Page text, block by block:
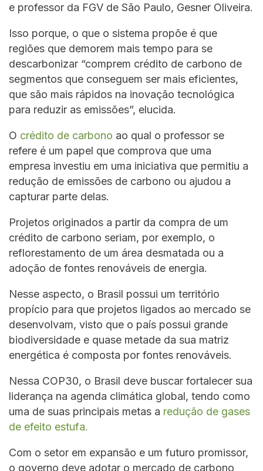
e professor da FGV de São Paulo, Gesner Oliveira.
Isso porque, o que o sistema propõe é que
regiões que demorem mais tempo para se
descarbonizar “comprem crédito de carbono de
segmentos que conseguem ser mais eficientes,
que são mais rápidos na inovação tecnológica
para reduzir as emissões”, elucida.
O crédito de carbono ao qual o professor se
refere é um papel que comprova que uma
empresa investiu em uma iniciativa que permitiu a
redução de emissões de carbono ou ajudou a
capturar parte delas.
Projetos originados a partir da compra de um
crédito de carbono seriam, por exemplo, o
reflorestamento de um área desmatada ou a
adoção de fontes renováveis de energia.
Nesse aspecto, o Brasil possui um território
propício para que projetos ligados ao mercado se
desenvolvam, visto que o país possui grande
biodiversidade e quase metade da sua matriz
energética é composta por fontes renováveis.
Nessa COP30, o Brasil deve buscar fortalecer sua
liderança na agenda climática global, tendo como
uma de suas principais metas a redução de gases
de efeito estufa.
Com o setor em expansão e um futuro promissor,
o governo deve adotar o mercado de carbono